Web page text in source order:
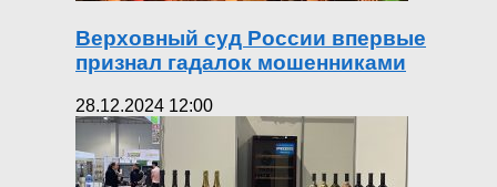
Верховный суд России впервые
признал гадалок мошенниками
28.12.2024 12:00